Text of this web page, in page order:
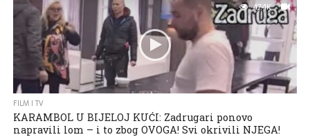
47.4K
FILM I TV
KARAMBOL U BIJELOJ KUĆI: Zadrugari ponovo
napravili lom – i to zbog OVOGA! Svi okrivili NJEGA!